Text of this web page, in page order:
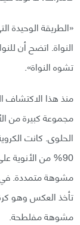
«الطريقة الوحيدة
النواة. اتضح أن
تشوه النواة».
منذ هذا
مجموعة كبيرة من
الحلوى. كانت
90% من الأنوية
مشوهة متمددة. في
تأخذ العكس وهو
مشوهة مفلطحة.